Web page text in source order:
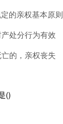
的亲权基本原则
处分行为有效
的，亲权丧失
()